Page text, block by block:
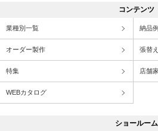
コンテンツ
業種別一覧 納品例
オーダー製作 張替え
特集 店舗
WEBカタログ
ショールーム